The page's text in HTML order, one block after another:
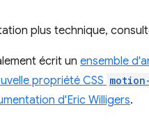
plus technique,
écrit un ensemble
propriété CSS
d'Eric Willigers.